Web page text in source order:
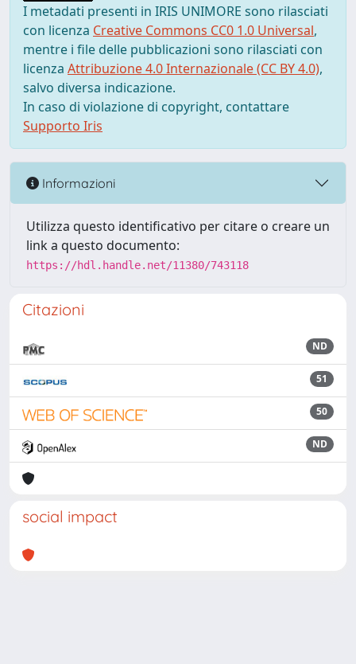
I metadati presenti in IRIS UNIMORE sono rilasciati
con licenza Creative Commons CC0 1.0 Universal,
mentre i file delle pubblicazioni sono rilasciati con
licenza Attribuzione 4.0 Internazionale (CC BY 4.0),
salvo diversa indicazione.
In caso di violazione di copyright, contattare
Supporto Iris
Informazioni
Utilizza questo identificativo per citare o creare un
link a questo documento:
https://hdl.handle.net/11380/743118
Citazioni
ND
51
50
ND
social impact